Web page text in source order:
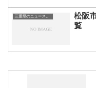
三重県のニュース一覧
松阪
覧